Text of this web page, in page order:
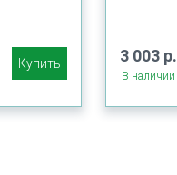
Купить 3 003 р.
В наличии